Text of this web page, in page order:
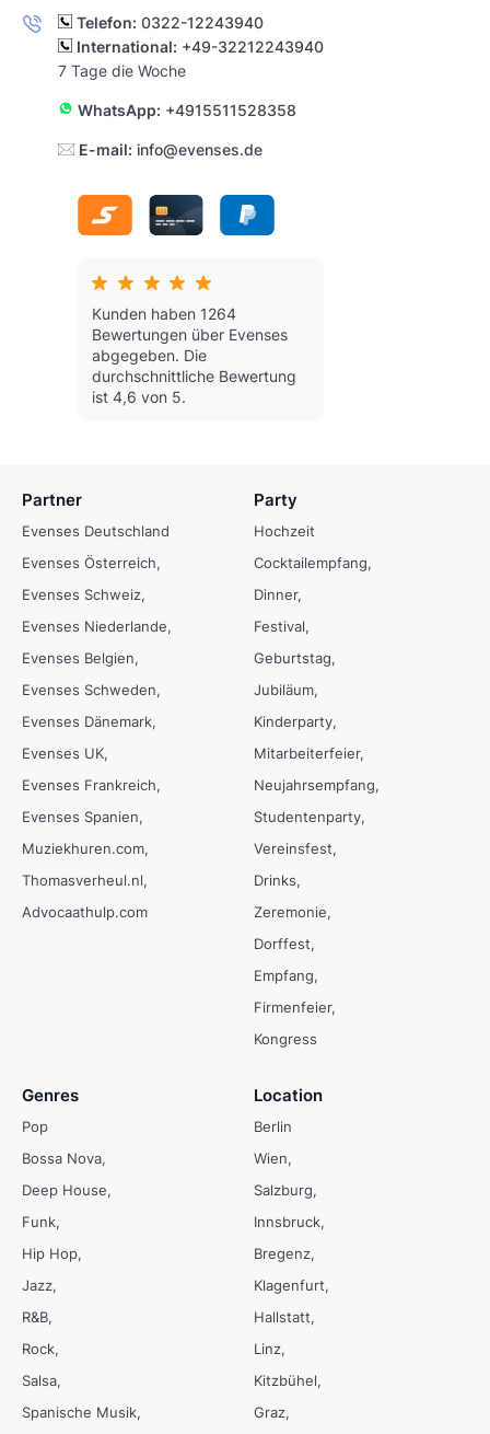
Telefon: 0322-12243940
International: +49-32212243940
7 Tage die Woche
WhatsApp: +4915511528358
E-mail: info@evenses.de
Kunden haben 1264
Bewertungen über Evenses
abgegeben. Die
durchschnittliche Bewertung
ist 4,6 von 5.
Partner
Evenses Deutschland
Evenses Österreich
Evenses Schweiz
Evenses Niederlande
Evenses Belgien
Evenses Schweden
Evenses Dänemark
Evenses UK
Evenses Frankreich
Evenses Spanien
Muziekhuren.com
Thomasverheul.nl
Advocaathulp.com
Party
Hochzeit
Cocktailempfang
Dinner
Festival
Geburtstag
Jubiläum
Kinderparty
Mitarbeiterfeier
Neujahrsempfang
Studentenparty
Vereinsfest
Drinks
Zeremonie
Dorffest
Empfang
Firmenfeier
Kongress
Genres
Pop
Bossa Nova
Deep House
Funk
Hip Hop
Jazz
R&B
Rock
Salsa
Spanische Musik
Location
Berlin
Wien
Salzburg
Innsbruck
Bregenz
Klagenfurt
Hallstatt
Linz
Kitzbühel
Graz